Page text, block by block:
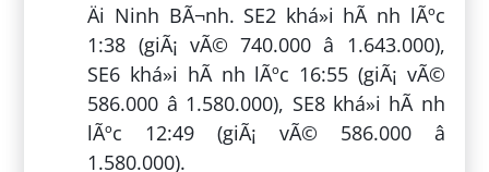
Äi Ninh BÃ¬nh. SE2 khá»i hÃ nh lÃºc
1:38 (giÃ¡ vÃ© 740.000 â 1.643.000),
SE6 khá»i hÃ nh lÃºc 16:55 (giÃ¡ vÃ©
586.000 â 1.580.000), SE8 khá»i hÃ nh
lÃºc 12:49 (giÃ¡ vÃ© 586.000 â
1.580.000).